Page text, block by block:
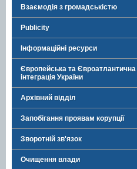
Взаємодія з громадськістю
Publicity
Інформаційні ресурси
Європейська та Євроатлантична
інтеграція України
Архівний відділ
Запобігання проявам корупції
Зворотній зв'язок
Очищення влади